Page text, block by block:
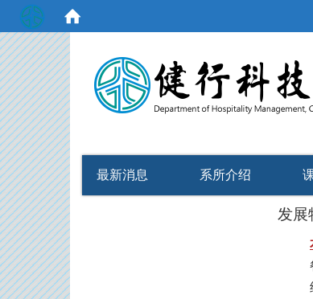
最新消息 系所介绍
发展